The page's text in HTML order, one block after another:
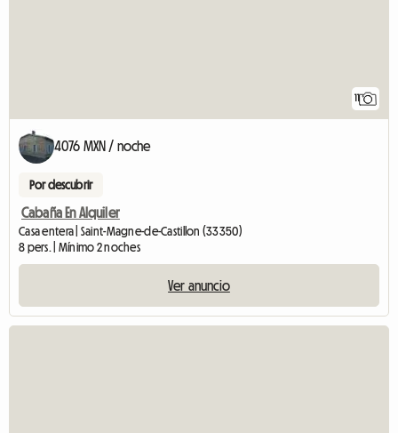
11
4076 MXN / noche
Por descubrir
Cabaña En Alquiler
Casa entera | Saint-Magne-de-Castillon (33350)
8 pers. | Mínimo 2 noches
Ver anuncio